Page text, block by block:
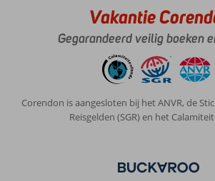
Vakantie
Gegarandeerd veilig boeken
Corendon is aangesloten bij het ANVR, de
Reisgelden (SGR) en het